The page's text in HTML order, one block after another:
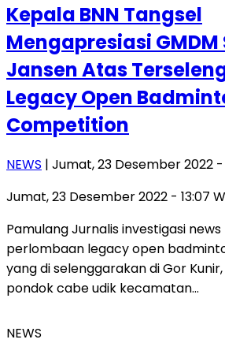
Kepala BNN Tangsel
Mengapresiasi GMDM
Jansen Atas
Legacy Open
Competition
NEWS | Jumat, 23 Desember 2022 -
Jumat, 23 Desember 2022 - 13:07
Pamulang Jurnalis investigasi
perlombaan legacy open
yang di selenggarakan di Gor
pondok cabe udik kecamatan…
NEWS